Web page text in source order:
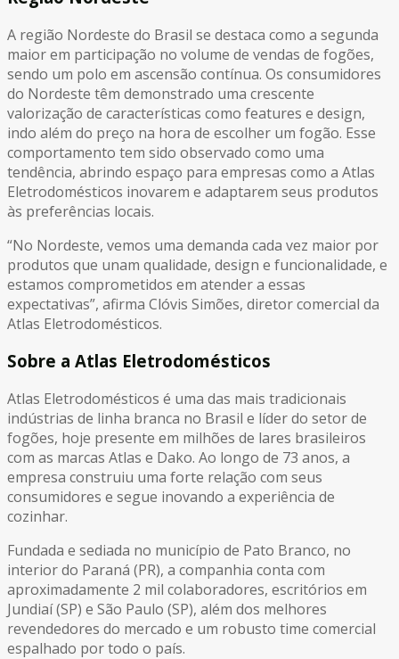
A região Nordeste do Brasil se destaca como a segunda
maior em participação no volume de vendas de fogões,
sendo um polo em ascensão contínua. Os consumidores
do Nordeste têm demonstrado uma crescente
valorização de características como features e design,
indo além do preço na hora de escolher um fogão. Esse
comportamento tem sido observado como uma
tendência, abrindo espaço para empresas como a Atlas
Eletrodomésticos inovarem e adaptarem seus produtos
às preferências locais.
“No Nordeste, vemos uma demanda cada vez maior por
produtos que unam qualidade, design e funcionalidade, e
estamos comprometidos em atender a essas
expectativas”, afirma Clóvis Simões, diretor comercial da
Atlas Eletrodomésticos.
Sobre a Atlas Eletrodomésticos
Atlas Eletrodomésticos é uma das mais tradicionais
indústrias de linha branca no Brasil e líder do setor de
fogões, hoje presente em milhões de lares brasileiros
com as marcas Atlas e Dako. Ao longo de 73 anos, a
empresa construiu uma forte relação com seus
consumidores e segue inovando a experiência de
cozinhar.
Fundada e sediada no município de Pato Branco, no
interior do Paraná (PR), a companhia conta com
aproximadamente 2 mil colaboradores, escritórios em
Jundiaí (SP) e São Paulo (SP), além dos melhores
revendedores do mercado e um robusto time comercial
espalhado por todo o país.